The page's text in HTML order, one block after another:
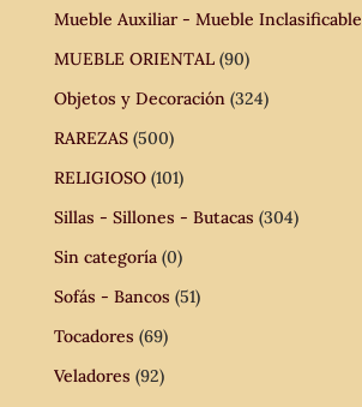
Mueble Auxiliar - Mueble Inclasificable
MUEBLE ORIENTAL (90)
Objetos y Decoración (324)
RAREZAS (500)
RELIGIOSO (101)
Sillas - Sillones - Butacas (304)
Sin categoría (0)
Sofás - Bancos (51)
Tocadores (69)
Veladores (92)